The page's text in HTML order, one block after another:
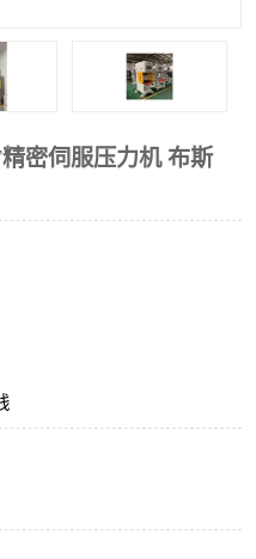
密伺服压力机 布斯